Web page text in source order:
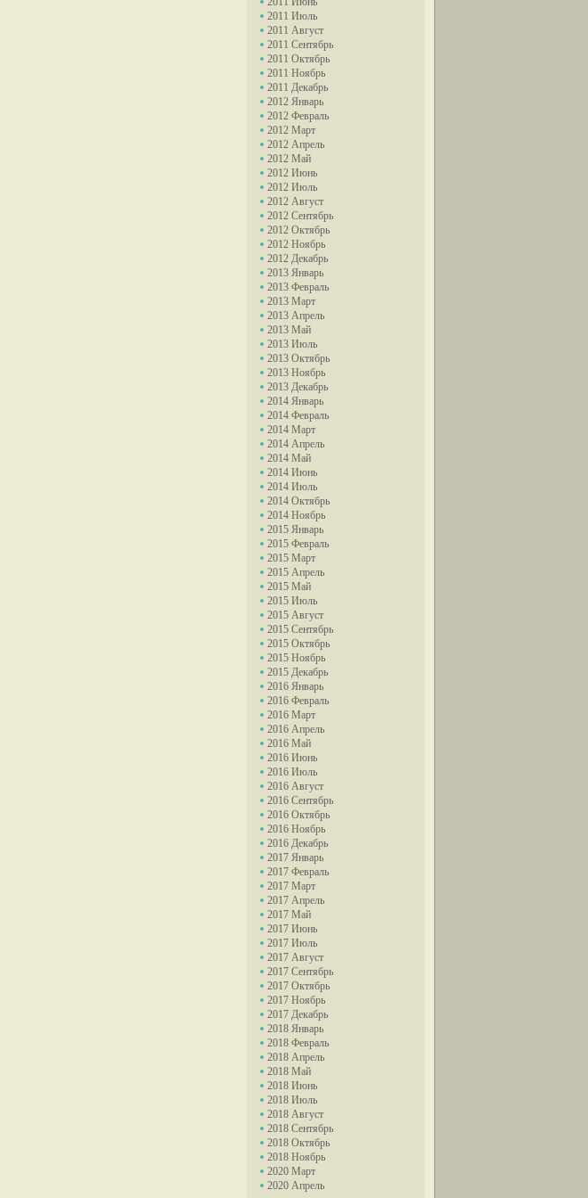
2011 Июль
2011 Август
2011 Сентябрь
2011 Октябрь
2011 Ноябрь
2011 Декабрь
2012 Январь
2012 Февраль
2012 Март
2012 Апрель
2012 Май
2012 Июнь
2012 Июль
2012 Август
2012 Сентябрь
2012 Октябрь
2012 Ноябрь
2012 Декабрь
2013 Январь
2013 Февраль
2013 Март
2013 Апрель
2013 Май
2013 Июль
2013 Октябрь
2013 Ноябрь
2013 Декабрь
2014 Январь
2014 Февраль
2014 Март
2014 Апрель
2014 Май
2014 Июнь
2014 Июль
2014 Октябрь
2014 Ноябрь
2015 Январь
2015 Февраль
2015 Март
2015 Апрель
2015 Май
2015 Июль
2015 Август
2015 Сентябрь
2015 Октябрь
2015 Ноябрь
2015 Декабрь
2016 Январь
2016 Февраль
2016 Март
2016 Апрель
2016 Май
2016 Июнь
2016 Июль
2016 Август
2016 Сентябрь
2016 Октябрь
2016 Ноябрь
2016 Декабрь
2017 Январь
2017 Февраль
2017 Март
2017 Апрель
2017 Май
2017 Июнь
2017 Июль
2017 Август
2017 Сентябрь
2017 Октябрь
2017 Ноябрь
2017 Декабрь
2018 Январь
2018 Февраль
2018 Апрель
2018 Май
2018 Июнь
2018 Июль
2018 Август
2018 Сентябрь
2018 Октябрь
2018 Ноябрь
2020 Март
2020 Апрель